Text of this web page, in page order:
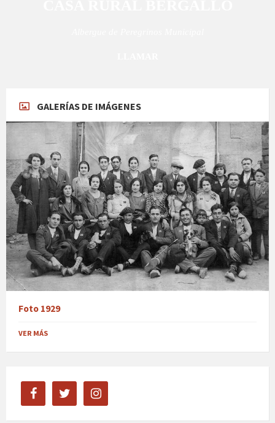
GALERÍAS DE IMÁGENES
Foto 1929
VER MÁS
facebook twitter instagram